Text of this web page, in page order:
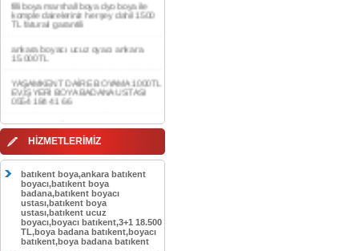
ankara boyacı ucuz oyacı ankara
15.000TL
YAŞAMKENT DAİRE BOYAMA 1000TL
EV,İŞYERİ BOYA BADANA USTASI
AKDERE DAİRE BOYAMA 1000TL
EV,İŞYERİ BOYA BADANA USTASI
CEBECİ DAİRE BOYAMA 1000TL
0554 184 41 66
HASKÖY DAİRE BOYAMA 1000TL
EV,İŞYERİ BOYA BADANA USTASI
0554 184 41 66
GÖLBAŞI DAİRE BOYAMA 1000TL
EV,İŞYERİ BOYA BADANA USTASI
0554 184 41 66
HİZMETLERİMİZ
batıkent boya,ankara batıkent
boyacı,batıkent boya
badana,batıkent boyacı
ustası,batıkent boya
ustası,batıkent ucuz
boyacı,boyacı batıkent,3+1 18.500
TL,boya badana batıkent,boyacı
batıkent,boya badana batıkent